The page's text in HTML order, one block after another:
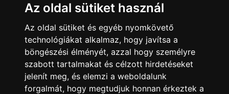
Az oldal sütiket használ
Az oldal sütiket és egyéb nyomkövető
technológiákat alkalmaz, hogy javítsa a
böngészési élményét, azzal hogy személyre
szabott tartalmakat és célzott hirdetéseket
jelenít meg, és elemzi a weboldalunk
forgalmát, hogy megtudjuk honnan érkeztek a
info@landcomputer.hu
1148 Budapest, Nagy Lajos király útja 24.
Nyitvatartás és kapcsolat
PARTNEREINK